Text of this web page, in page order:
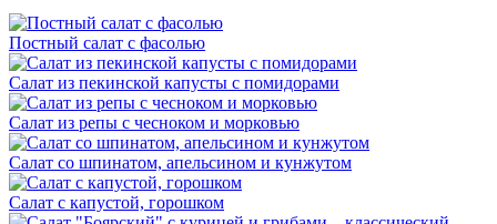
Постный салат с фасолью
Салат из пекинской капусты с помидорами
Салат из репы с чесноком и морковью
Салат со шпинатом, апельсином и кунжутом
Салат с капустой, горошком